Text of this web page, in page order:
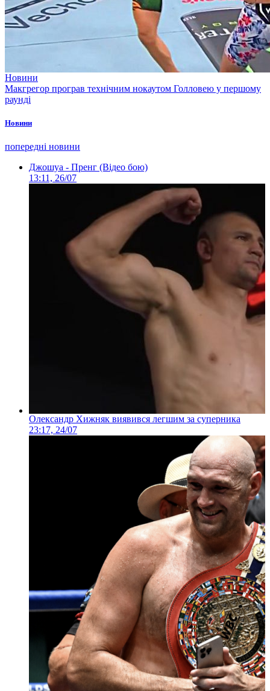
Новини
Макгрегор програв технічним нокаутом Голловею у першому
раунді
Новини
попередні новини
Джошуа - Пренг (Відео бою)
13:11, 26/07
Олександр Хижняк виявився легшим за суперника
23:17, 24/07